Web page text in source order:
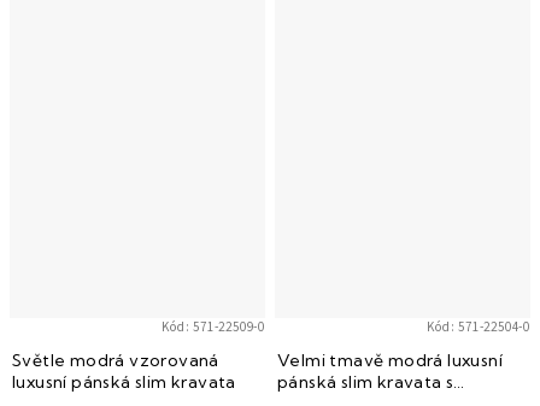
Světle modrá vzorovaná
luxusní pánská slim kravata
Kód:571-22509-0
Velmi tmavě modrá luxusní
pánská slim kravata s
Kód:571-22504-0